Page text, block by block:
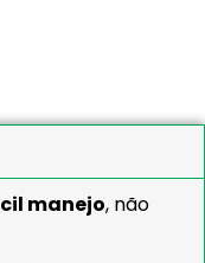
manejo, não